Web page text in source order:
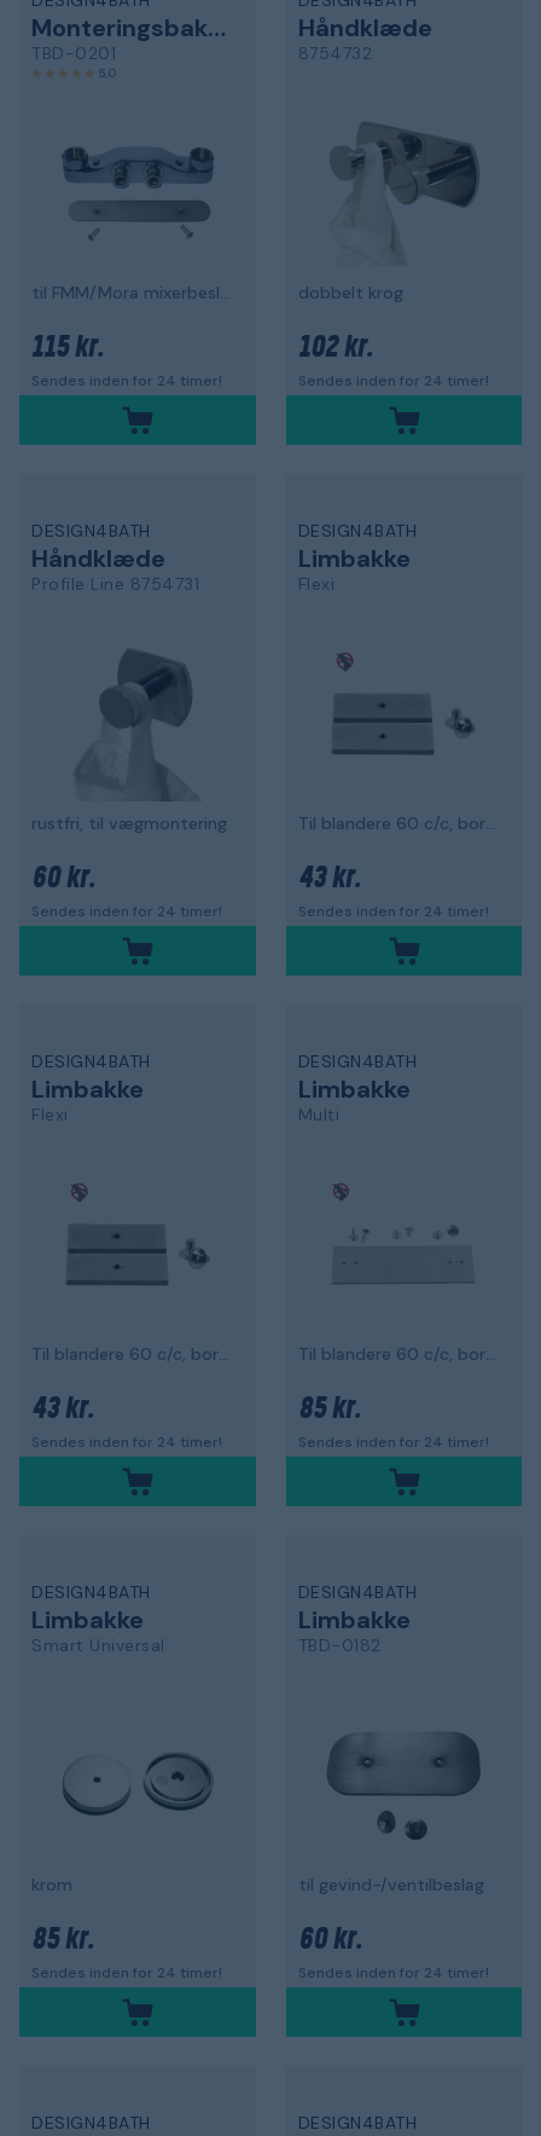
Monteringsbakke
TBD-0201
5,0
til FMM/Mora mixerbeslag
115 kr.
Sendes inden for 24 timer!
Håndklæde
8754732
dobbelt krog
102 kr.
Sendes inden for 24 timer!
DESIGN4BATH
Håndklæde
Profile Line 8754731
rustfri, til vægmontering
60 kr.
Sendes inden for 24 timer!
DESIGN4BATH
Limbakke
Flexi
Til blandere 60 c/c, borefri
43 kr.
Sendes inden for 24 timer!
DESIGN4BATH
Limbakke
Flexi
Til blandere 60 c/c, borefri
43 kr.
Sendes inden for 24 timer!
DESIGN4BATH
Limbakke
Multi
Til blandere 60 c/c, borefri
85 kr.
Sendes inden for 24 timer!
DESIGN4BATH
Limbakke
Smart Universal
krom
85 kr.
Sendes inden for 24 timer!
DESIGN4BATH
Limbakke
TBD-0182
til gevind-/ventilbeslag
60 kr.
Sendes inden for 24 timer!
DESIGN4BATH DESIGN4BATH